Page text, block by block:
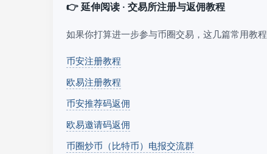
👉 延伸阅读 · 交易所注册与返佣教程
如果你打算进一步参与币圈交易，这几篇常用教
币安注册教程
欧易注册教程
币安推荐码返佣
欧易邀请码返佣
币圈炒币（比特币）电报交流群